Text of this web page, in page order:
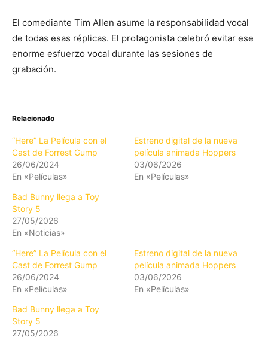
El comediante Tim Allen asume la responsabilidad vocal
de todas esas réplicas. El protagonista celebró evitar ese
enorme esfuerzo vocal durante las sesiones de
grabación.
Relacionado
“Here” La Película con el
Cast de Forrest Gump
26/06/2024
En «Películas»
Estreno digital de la nueva
película animada Hoppers
03/06/2026
En «Películas»
Bad Bunny llega a Toy
Story 5
27/05/2026
En «Noticias»
“Here” La Película con el
Cast de Forrest Gump
26/06/2024
En «Películas»
Estreno digital de la nueva
película animada Hoppers
03/06/2026
En «Películas»
Bad Bunny llega a Toy
Story 5
27/05/2026